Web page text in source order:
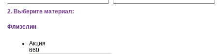
2. Выберите материал:
Флизелин
Акция
660